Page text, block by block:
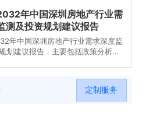
年中国深圳房地产行业需
测及投资规划建议报告
年中国深圳房地产行业需求深度监
划建议报告，主要包括政策分析、
定制服务